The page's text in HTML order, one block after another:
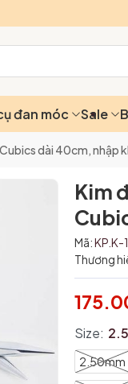
đan móc Sale
dài 40cm, nhập
Kim
Mã:KP.K-
Thương
Size:
2.50mm